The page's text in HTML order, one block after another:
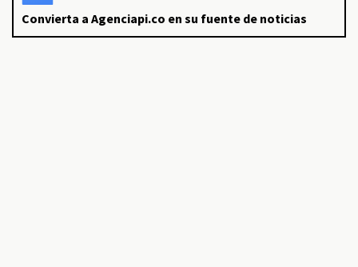
Convierta a Agenciapi.co en su fuente de noticias